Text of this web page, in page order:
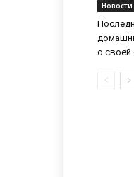
Новости
о своей